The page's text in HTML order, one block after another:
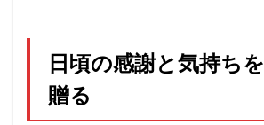
感
謝
と
気
日頃の感謝と気持ちを
贈る